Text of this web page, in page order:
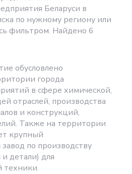
Беларуси в
по нужному региону или
фильтром. Найдено 6
обусловлено
города
в сфере химической,
отраслей, производства
и конструкций,
Также на территории
крупный
по производству
детали) для
техники.